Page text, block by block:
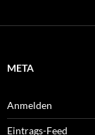
META
Anmelden
Eintrags-Feed